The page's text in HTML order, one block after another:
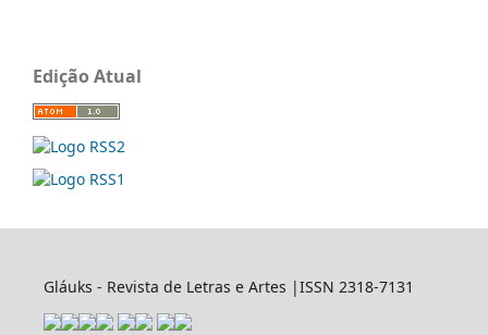
Edição Atual
Gláuks - Revista de Letras e Artes |ISSN 2318-7131